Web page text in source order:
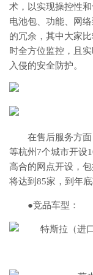
术，以实现操控性
电池包、功能、网
的冗余，其中大家
时全方位监控，且
入侵的安全防护。
在售后服务方
等杭州7个城市开设
高合的网点开设，
将达到85家，到年
●竞品车型：